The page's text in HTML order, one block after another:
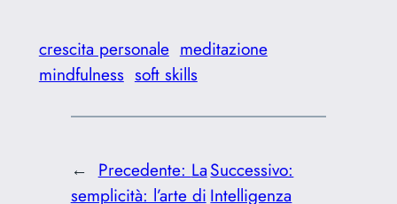
crescita personale meditazione
mindfulness soft skills
← Precedente: La
semplicità: l’arte di
Successivo:
Intelligenza